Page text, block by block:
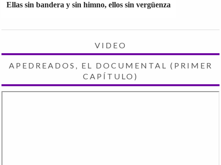
Ellas sin bandera y sin himno, ellos sin vergüenza
VIDEO
APEDREADOS, EL DOCUMENTAL (PRIMER
CAPÍTULO)